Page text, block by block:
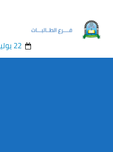
الحاسبات
22 يوليو، 2020